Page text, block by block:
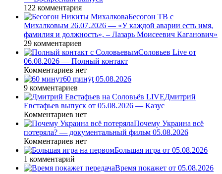
122 комментария
Бесогон ТВ с
Михалковым 26.07.2026 — «У каждой аварии есть имя,
фамилия и должность», – Лазарь Моисеевич Каганович»
29 комментариев
Соловьев Live от
06.08.2026 — Полный контакт
Комментариев нет
60 ṃинẏƫ 05.08.2026
9 комментариев
Дмитрий
Евстафьев выпуск от 05.08.2026 — Казус
Комментариев нет
Почему Украина всё
потеряла? — документальный фильм 05.08.2026
Комментариев нет
Большая игра от 05.08.2026
1 комментарий
Время покажет от 05.08.2026